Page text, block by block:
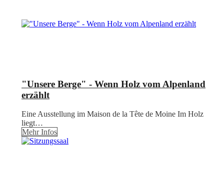
"Unsere Berge" - Wenn Holz vom Alpenland
erzählt
Eine Ausstellung im Maison de la Tête de Moine Im Holz
liegt…
Mehr Infos